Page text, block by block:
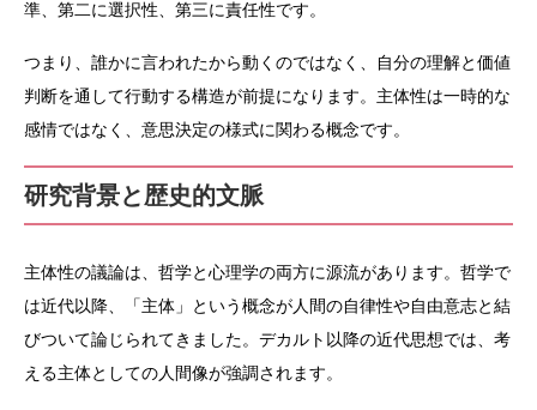
準、第二に選択性、第三に責任性です。
つまり、誰かに言われたから動くのではなく、自分の理解と価値
判断を通して行動する構造が前提になります。主体性は一時的な
感情ではなく、意思決定の様式に関わる概念です。
研究背景と歴史的文脈
主体性の議論は、哲学と心理学の両方に源流があります。哲学で
は近代以降、「主体」という概念が人間の自律性や自由意志と結
びついて論じられてきました。デカルト以降の近代思想では、考
える主体としての人間像が強調されます。